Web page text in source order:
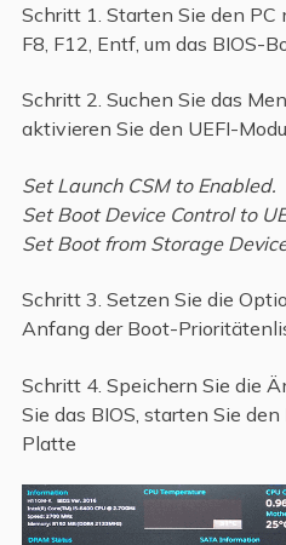
Schritt 1. Starten Sie den PC
F8, F12, Entf, um das BIOS-
Schritt 2. Suchen Sie das
aktivieren Sie den UEFI-
Set Launch CSM to Enabled.
Set Boot Device Control to
Set Boot from Storage
Schritt 3. Setzen Sie die
Anfang der Boot-
Schritt 4. Speichern Sie die
Sie das BIOS, starten Sie
Platte